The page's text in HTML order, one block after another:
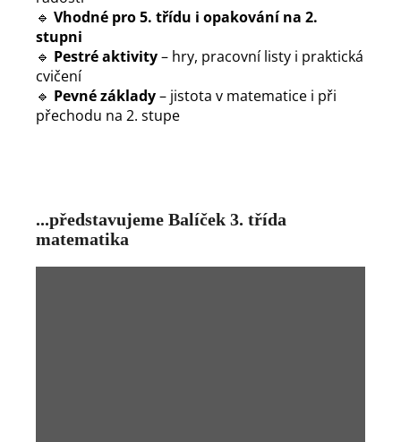
🔹 Vhodné pro 5. třídu i opakování na 2.
stupni
🔹 Pestré aktivity– hry, pracovní listy i praktická
cvičení
🔹 Pevné základy– jistota v matematice i při
přechodu na 2. stupe
...představujeme Balíček 3. třída
matematika